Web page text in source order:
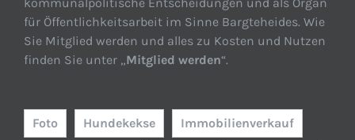
für Öffentlichkeitsarbeit im Sinne Bargteheides. Wie
Sie Mitglied werden und alles zu Kosten und Nutzen
finden Sie unter „Mitglied werden“.
Foto Hundekekse Immobilienverkauf